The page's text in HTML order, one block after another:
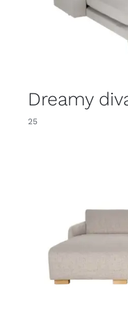
Dreamy
25